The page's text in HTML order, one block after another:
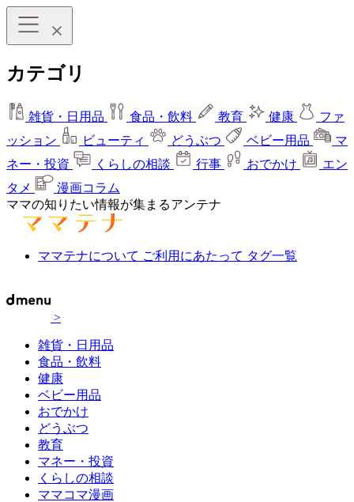
カテゴリ
雑貨・日用品 食品・飲料 教育 健康
ファ
ッション
ビューティ どうぶつ ベビー用品
マ
ネー・投資
くらしの相談 行事 おでかけ
エン
タメ
漫画コラム
ママの知りたい情報が集まるアンテナ
ママテナについて ご利用にあたって タグ一覧
>
雑貨・日用品
食品・飲料
健康
ベビー用品
おでかけ
どうぶつ
教育
マネー・投資
くらしの相談
ママコマ漫画